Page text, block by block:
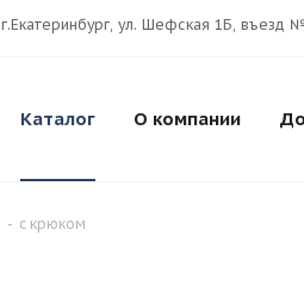
г.Екатеринбург, ул. Шефская 1Б, въезд
Каталог О компании
- с крюком